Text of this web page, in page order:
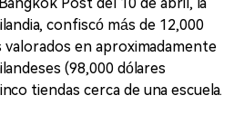
confiscó más de 12,000
en aproximadamente
(98,000 dólares
tiendas cerca de una escuela.